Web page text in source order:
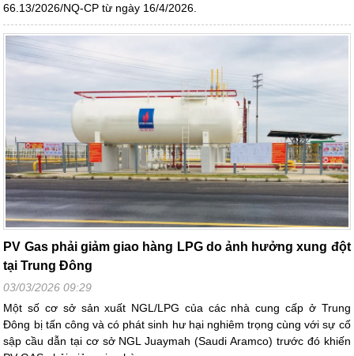
66.13/2026/NQ-CP từ ngày 16/4/2026.
PV Gas phải giảm giao hàng LPG do ảnh hưởng xung đột
tại Trung Đông
03/03/2026 09:29
Một số cơ sở sản xuất NGL/LPG của các nhà cung cấp ở Trung
Đông bị tấn công và có phát sinh hư hại nghiêm trọng cùng với sự cố
sập cầu dẫn tại cơ sở NGL Juaymah (Saudi Aramco) trước đó khiến